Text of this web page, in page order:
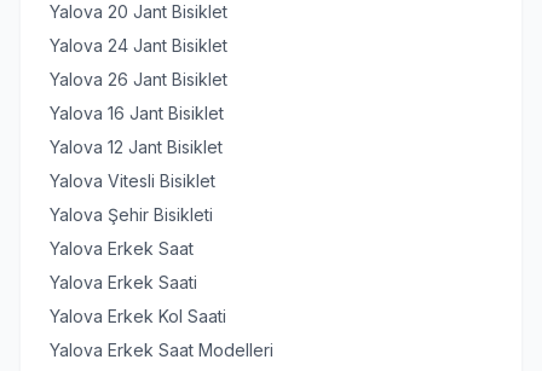
Yalova 20 Jant Bisiklet
Yalova 24 Jant Bisiklet
Yalova 26 Jant Bisiklet
Yalova 16 Jant Bisiklet
Yalova 12 Jant Bisiklet
Yalova Vitesli Bisiklet
Yalova Şehir Bisikleti
Yalova Erkek Saat
Yalova Erkek Saati
Yalova Erkek Kol Saati
Yalova Erkek Saat Modelleri